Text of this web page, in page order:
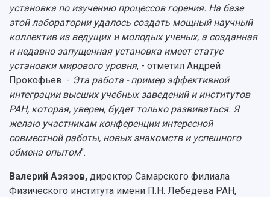
установка по изучению процессов горения. На базе
этой лаборатории удалось создать мощный научный
коллектив из ведущих и молодых ученых, а созданная
и недавно запущенная установка имеет статус
установки мирового уровня, - отметил Андрей
Прокофьев. - Эта работа - пример эффективной
интеграции высших учебных заведений и институтов
РАН, которая, уверен, будет только развиваться. Я
желаю участникам конференции интересной
совместной работы, новых знакомств и успешного
обмена опытом".
Валерий Азязов, директор Самарского филиала
Физического института имени П.Н. Лебедева РАН,